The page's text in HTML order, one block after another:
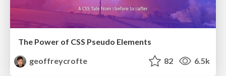
The Power of CSS Pseudo Elements
geoffreycrofte
82 6.5k